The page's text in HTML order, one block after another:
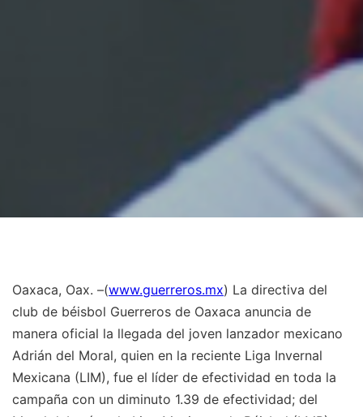
Oaxaca, Oax. –(www.guerreros.mx) La directiva del
club de béisbol Guerreros de Oaxaca anuncia de
manera oficial la llegada del joven lanzador mexicano
Adrián del Moral, quien en la reciente Liga Invernal
Mexicana (LIM), fue el líder de efectividad en toda la
campaña con un diminuto 1.39 de efectividad; del